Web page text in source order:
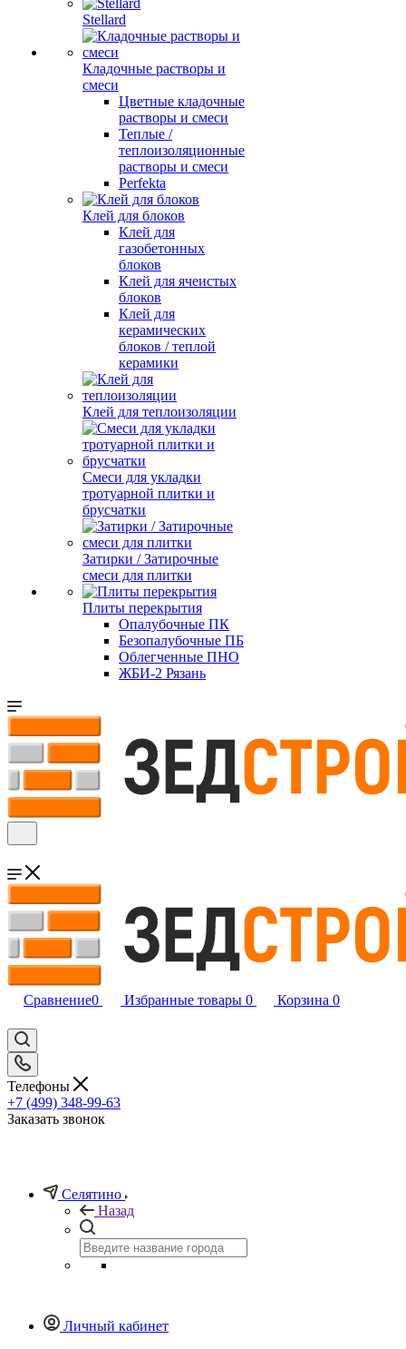
Stellard
Кладочные растворы и
смеси
Цветные кладочные
растворы и смеси
Теплые /
теплоизоляционные
растворы и смеси
Perfekta
Клей для блоков
Клей для
газобетонных
блоков
Клей для ячеистых
блоков
Клей для
керамических
блоков / теплой
керамики
Клей для теплоизоляции
Смеси для укладки
тротуарной плитки и
брусчатки
Затирки / Затирочные
смеси для плитки
Плиты перекрытия
Опалубочные ПК
Безопалубочные ПБ
Облегченные ПНО
ЖБИ-2 Рязань
Сравнение0 Избранные товары 0 Корзина 0
Телефоны
+7 (499) 348-99-63
Заказать звонок
Селятино
Назад
Личный кабинет